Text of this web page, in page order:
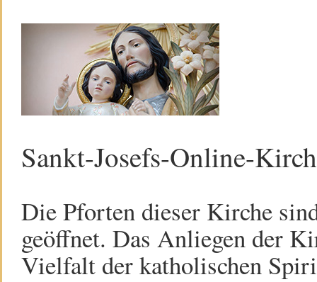
Sankt-Josefs-Online-
Die Pforten dieser Kirche
geöffnet. Das Anliegen der
Vielfalt der katholischen